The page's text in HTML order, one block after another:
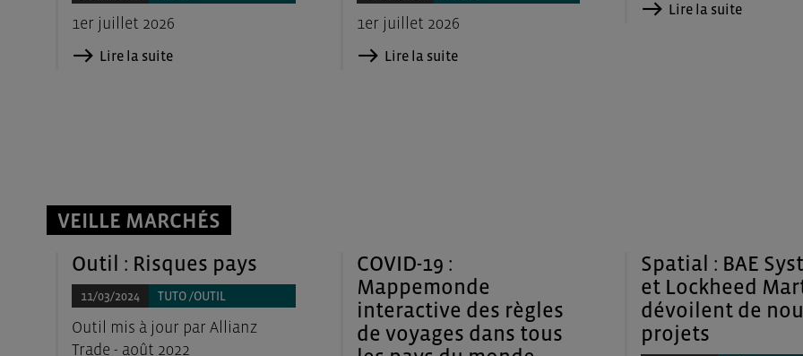
1er juillet 2026
Lire la suite
1er juillet 2026
Lire la suite
Lire la suite
VEILLE MARCHÉS
Outil : Risques pays
11/03/2024 TUTO /OUTIL
Outil mis à jour par Allianz
Trade - août 2022
COVID-19 :
Mappemonde
interactive des règles
de voyages dans tous
Spatial : BAE
et Lockheed
dévoilent de
projets